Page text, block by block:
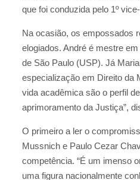
que foi conduzida pelo 1º
Na ocasião, os empossados
elogiados. André é mestre
de São Paulo (USP). Já
especialização em Direito da
vida acadêmica são o perfil
aprimoramento da Justiça”,
O primeiro a ler o
Mussnich e Paulo Cezar
competência. “É um imenso
uma figura nacionalmente